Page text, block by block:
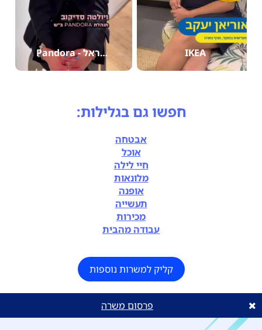
Pandora - פנדורה ישראל IKEA
חפשו גם בגלילות:
אבטחה
אוכל
חיי לילה
מלונאות
אופנה
תעשייה
מכירות
עבודה מהבית
קליק למשרות נוספות
פרסום משרה